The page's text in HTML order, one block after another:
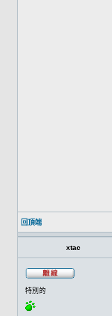
回頂端
xtac
特別的